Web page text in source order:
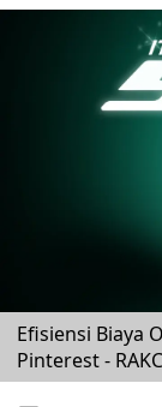
Efisiensi Biaya
Pinterest -